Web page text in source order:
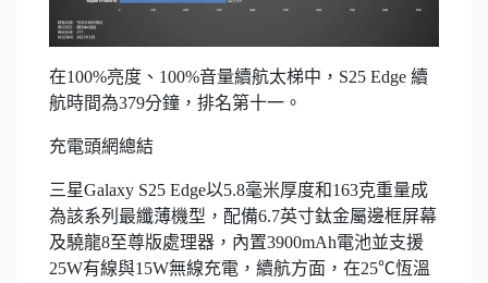
在100%亮度、100%音量續航太梯中，S25 Edge 續
航時間為379分鐘，排名第十一。
充電頭網總結
三星Galaxy S25 Edge以5.8毫米厚度和163克重量成
為該系列最纖薄機型，配備6.7英寸鈦金屬邊框屏幕
及驍龍8至尊版處理器，內置3900mAh電池並支援
25W有線與15W無線充電，續航方面，在25℃恆溫